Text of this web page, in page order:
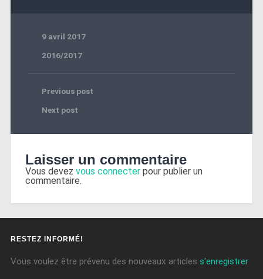
9 avril 2017
2016/2017
Previous post
Next post
Laisser un commentaire
Vous devez vous connecterpour publier un
commentaire.
RESTEZ INFORMÉ!
Vous voulez être prévenu des nouveaux articles s'enregistrer